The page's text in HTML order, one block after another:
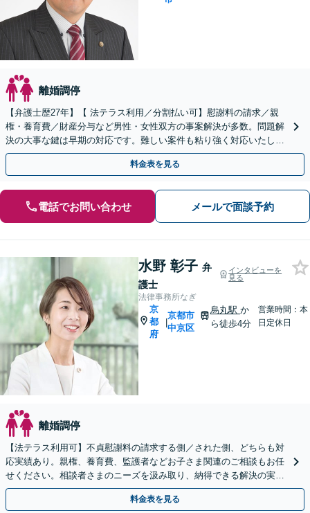
離婚調停
【弁護士歴27年】【 法テラス利用／分割払い可】慰謝料の請求／親
権・養育費／財産分与など男性・女性双方の事案解決が多数。問題解
決の大事な鍵は早期の対応です。難しい案件も粘り強く対応いたしま
す。【峰山駅から徒歩圏内】【兵庫県北部エリアも対応】
料金表を見る
電話でお問い合わせ メールで面談予約
水野 彰子 弁
護士
インタビューを
見る
法律事務所なぎ
京
都
府
|
京都市
中京区
烏丸駅 か
ら徒歩4分
営業時間：本
日定休日
離婚調停
【法テラス利用可】不貞慰謝料の請求する側／された側、どちらも対
応実績あり。親権、養育費、監護者などお子さま関連のご相談もお任
せください。相談者さまのニーズを汲み取り、納得できる解決の実現
を目指します【Web面談可】【初回相談無料】
料金表を見る